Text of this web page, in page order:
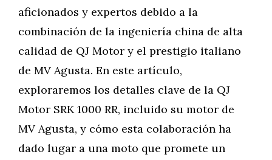
aficionados y expertos debido a la
combinación de la ingeniería china de alta
calidad de QJ Motor y el prestigio italiano
de MV Agusta. En este artículo,
exploraremos los detalles clave de la QJ
Motor SRK 1000 RR, incluido su motor de
MV Agusta, y cómo esta colaboración ha
dado lugar a una moto que promete un